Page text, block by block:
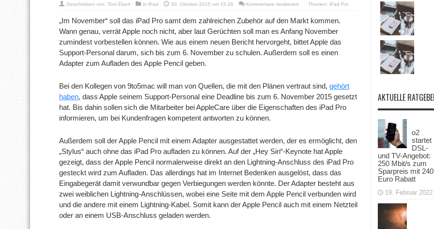
Geschrieben von: Toni Ebert in iPad 30. Oktober 2015 um 15:26 Kommentare deaktiviertfür
Pro:
Support-
Personal
sich
bis
Apple
Themen: iPad Pro
„Im November“ soll das iPad Pro samt dem zahlreichen Zubehör auf den Markt kommen.
Wann genau, verrät Apple noch nicht, aber laut Gerüchten soll man es Anfang November
zumindest vorbestellen können. Wie aus einem neuen Bericht hervorgeht, bittet Apple das
Support-Personal darum, sich bis zum 6. November zu schulen. Außerdem soll es einen
Adapter zum Aufladen des Apple Pencil geben.
Bei den Kollegen von 9to5mac will man von Quellen, die mit den Plänen vertraut sind, gehört
haben, dass Apple seinem Support-Personal eine Deadline bis zum 6. November 2015 gesetzt
hat. Bis dahin sollen sich die Mitarbeiter bei AppleCare über die Eigenschaften des iPad Pro
informieren, um bei Kundenfragen kompetent antworten zu können.
Außerdem soll der Apple Pencil mit einem Adapter ausgestattet werden, der es ermöglicht, den
„Stylus“ auch ohne das iPad Pro aufladen zu können. Auf der „Hey Siri“-Keynote hat Apple
gezeigt, dass der Apple Pencil normalerweise direkt an den Lightning-Anschluss des iPad Pro
gesteckt wird zum Aufladen. Das allerdings hat im Internet Bedenken ausgelöst, dass das
Eingabegerät damit verwundbar gegen Verbiegungen werden könnte. Der Adapter besteht aus
zwei weiblichen Lightning-Anschlüssen, wobei eine Seite mit dem Apple Pencil verbunden wird
und die andere mit einem Lightning-Kabel. Somit kann der Apple Pencil auch mit einem Netzteil
oder an einem USB-Anschluss geladen werden.
AKTUELLE
o2
startet
DSL-
und TV-Angebot:
250 Mbit/s zum
Sparpreis mit 240
Euro Rabatt
19. Februar 2022